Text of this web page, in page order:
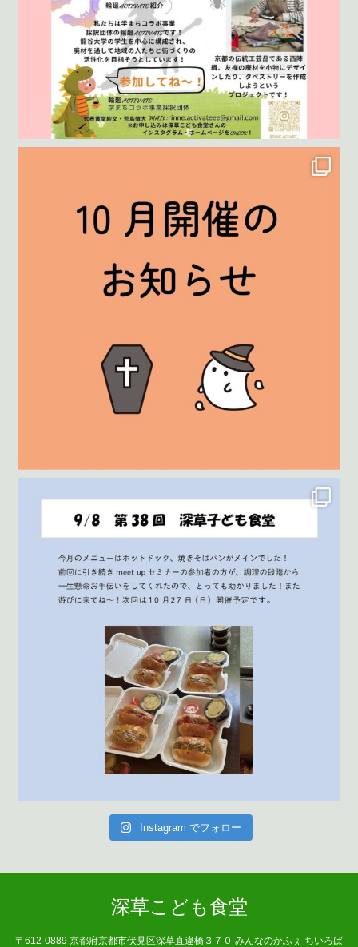
Instagram でフォロー
深草こども食堂
〒612-0889 京都府京都市伏見区深草直違橋３７０ みんなのかふぇ ちいろば